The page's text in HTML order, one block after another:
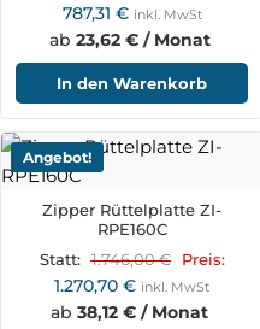
787,31 € inkl. MwSt
ab 23,62 € / Monat
In den Warenkorb
Angebot!
Zipper Rüttelplatte ZI-
RPE160C
Statt: 1.746,00€ Preis:
1.270,70 € inkl. MwSt
ab 38,12 € / Monat